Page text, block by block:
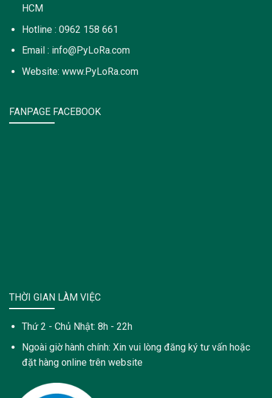
HCM
Hotline : 0962 158 661
Email : info@PyLoRa.com
Website: www.PyLoRa.com
FANPAGE FACEBOOK
THỜI GIAN LÀM VIỆC
Thứ 2 - Chủ Nhật: 8h - 22h
Ngoài giờ hành chính: Xin vui lòng đăng ký tư vấn hoặc
đặt hàng online trên website